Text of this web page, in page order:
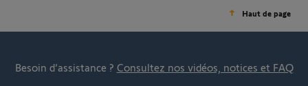
Haut de page
Besoin d’assistance ? Consultez nos vidéos, notices et FAQ